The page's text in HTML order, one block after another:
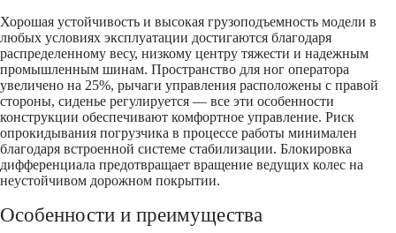
Хорошая устойчивость и высокая грузоподъемность модели в
любых условиях эксплуатации достигаются благодаря
распределенному весу, низкому центру тяжести и надежным
промышленным шинам. Пространство для ног оператора
увеличено на 25%, рычаги управления расположены с правой
стороны, сиденье регулируется — все эти особенности
конструкции обеспечивают комфортное управление. Риск
опрокидывания погрузчика в процессе работы минимален
благодаря встроенной системе стабилизации. Блокировка
дифференциала предотвращает вращение ведущих колес на
неустойчивом дорожном покрытии.
Особенности и преимущества